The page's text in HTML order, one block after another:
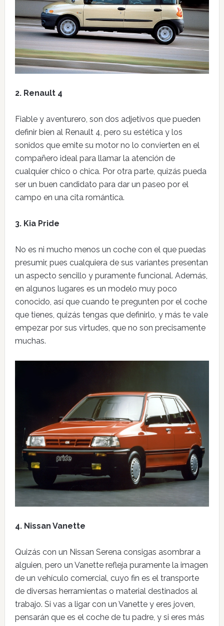
2. Renault 4
Fiable y aventurero, son dos adjetivos que pueden
definir bien al Renault 4, pero su estética y los
sonidos que emite su motor no lo convierten en el
compañero ideal para llamar la atención de
cualquier chico o chica. Por otra parte, quizás pueda
ser un buen candidato para dar un paseo por el
campo en una cita romántica.
3. Kia Pride
No es ni mucho menos un coche con el que puedas
presumir, pues cualquiera de sus variantes presentan
un aspecto sencillo y puramente funcional. Además,
en algunos lugares es un modelo muy poco
conocido, así que cuando te pregunten por el coche
que tienes, quizás tengas que definirlo, y más te vale
empezar por sus virtudes, que no son precisamente
muchas.
4. Nissan Vanette
Quizás con un Nissan Serena consigas asombrar a
alguien, pero un Vanette refleja puramente la imagen
de un vehículo comercial, cuyo fin es el transporte
de diversas herramientas o material destinados al
trabajo. Si vas a ligar con un Vanette y eres joven,
pensarán que es el coche de tu padre, y si eres más